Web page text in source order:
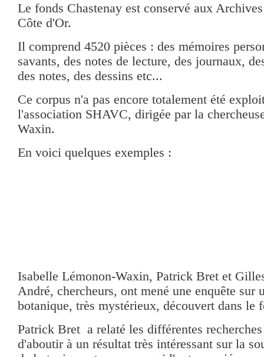
Le fonds Chastenay est conservé aux
Côte d'Or.
Il comprend 4520 pièces : des mémoires
savants, des notes de lecture, des journaux,
des notes, des dessins etc...
Ce corpus n'a pas encore totalement été
l'association SHAVC, dirigée par la
Waxin.
En voici quelques exemples :
Isabelle Lémonon-Waxin, Patrick Bret et
André, chercheurs, ont mené une enquête sur
botanique, très mystérieux, découvert dans le
Patrick Bret a relaté les différentes
d'aboutir à un résultat très intéressant sur la